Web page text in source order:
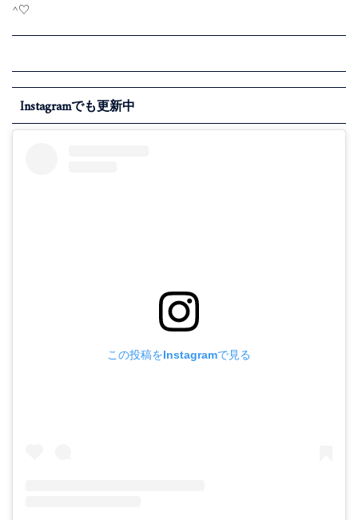
^♡
Instagramでも更新中
この投稿をInstagramで見る